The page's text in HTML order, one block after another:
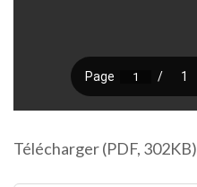
Télécharger (PDF, 302KB)